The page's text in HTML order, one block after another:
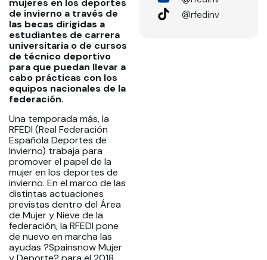
mujeres en los deportes
de invierno a través de
las becas dirigidas a
estudiantes de carrera
universitaria o de cursos
de técnico deportivo
para que puedan llevar a
cabo prácticas con los
equipos nacionales de la
federación.
Una temporada más, la
RFEDI (Real Federación
Española Deportes de
Invierno) trabaja para
promover el papel de la
mujer en los deportes de
invierno. En el marco de las
distintas actuaciones
previstas dentro del Área
de Mujer y Nieve de la
federación, la RFEDI pone
de nuevo en marcha las
ayudas ?Spainsnow Mujer
@rfedinv